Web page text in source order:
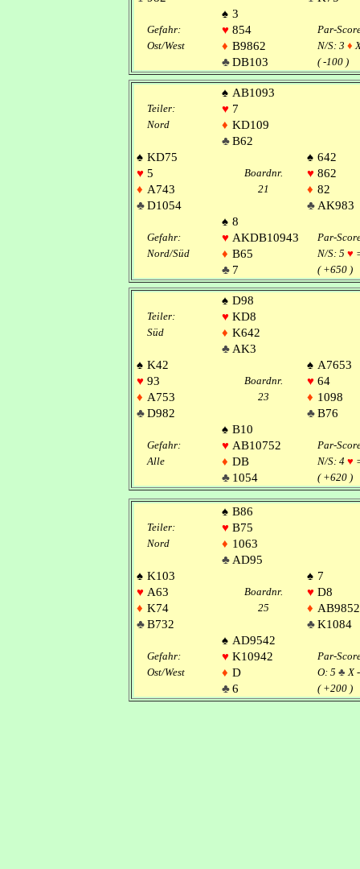
♠ 3
Gefahr: ♥ 854
Par-
Ost/West
♦ B9862 N/S: 3 ♦
♣DB103 ( -100 )
♠ AB1093
Teiler: ♥ 7
Nord ♦ KD109
♣B62
♠ KD75 ♠ 642
♥ 5 Boardnr. ♥ 862
♦ A743 21 ♦ 82
♣D1054 ♣ AK983
♠ 8
Gefahr: ♥ AKDB10943
Par-
Nord/Süd
♦ B65 N/S: 5 ♥
♣ 7 ( +650 )
♠ D98
Teiler: ♥ KD8
Süd ♦ K642
♣ AK3
♠ K42 ♠ A7653
♥ 93 Boardnr. ♥ 64
♦ A753 23 ♦ 1098
♣D982 ♣B76
♠ B10
Gefahr: ♥ AB10752
Par-
Alle
♦ DB N/S: 4 ♥
♣ 1054 ( +620 )
♠ B86
Teiler: ♥ B75
Nord ♦ 1063
♣ AD95
♠ K103 ♠ 7
♥ A63 Boardnr. ♥ D8
♦ K74 25 ♦ AB9852
♣B732 ♣K1084
♠ AD9542
Gefahr: ♥ K10942
Par-
Ost/West
♦ D O: 5 ♣ X
♣6 ( +200 )